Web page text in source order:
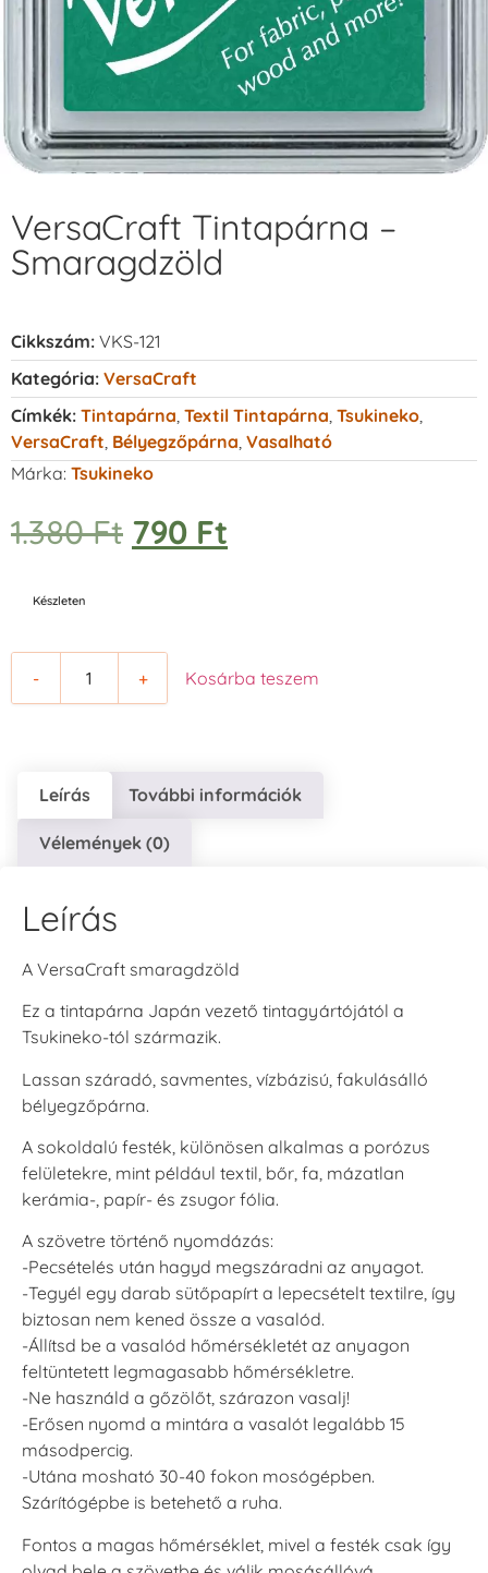
VersaCraft Tintapárna –
Smaragdzöld
Cikkszám: VKS-121
Kategória: VersaCraft
Címkék: Tintapárna, Textil Tintapárna, Tsukineko,
VersaCraft, Bélyegzőpárna, Vasalható
Márka: Tsukineko
1.380Ft 790 Ft
Készleten
- + Kosárba teszem
Leírás További információk
Vélemények (0)
Leírás
A VersaCraft smaragdzöld
Ez a tintapárna Japán vezető tintagyártójától a
Tsukineko-tól származik.
Lassan száradó, savmentes, vízbázisú, fakulásálló
bélyegzőpárna.
A sokoldalú festék, különösen alkalmas a porózus
felületekre, mint például textil, bőr, fa, mázatlan
kerámia-, papír- és zsugor fólia.
A szövetre történő nyomdázás:
-Pecsételés után hagyd megszáradni az anyagot.
-Tegyél egy darab sütőpapírt a lepecsételt textilre, így
biztosan nem kened össze a vasalód.
-Állítsd be a vasalód hőmérsékletét az anyagon
feltüntetett legmagasabb hőmérsékletre.
-Ne használd a gőzölőt, szárazon vasalj!
-Erősen nyomd a mintára a vasalót legalább 15
másodpercig.
-Utána mosható 30-40 fokon mosógépben.
Szárítógépbe is betehető a ruha.
Fontos a magas hőmérséklet, mivel a festék csak így